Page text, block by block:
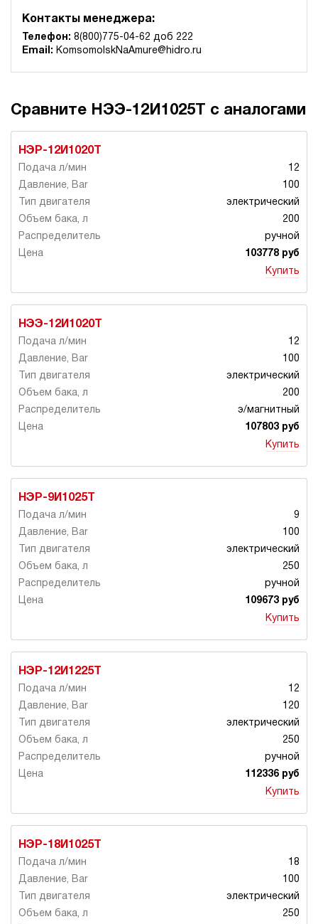
Контакты менеджера:
Телефон: 8(800)775-04-62 доб 222
Email: KomsomolskNaAmure@hidro.ru
Сравните НЭЭ-12И1025Т с аналогами
НЭР-12И1020Т
12
100
электрический
200
ручной
103778 руб
Купить
НЭЭ-12И1020Т
12
100
электрический
200
э/магнитный
107803 руб
Купить
НЭР-9И1025Т
9
100
электрический
250
ручной
109673 руб
Купить
НЭР-12И1225Т
12
120
электрический
250
ручной
112336 руб
Купить
НЭР-18И1025Т
18
100
электрический
250